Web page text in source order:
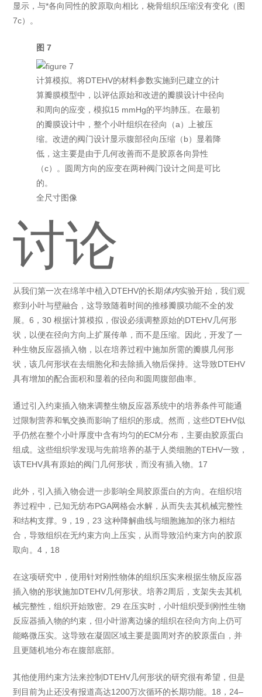
显示，与*各向同性的胶原取向相比，桡骨组织压缩没有变化（图
7c）。
图 7
计算模拟。将DTEHV的材料参数实施到已建立的计
算瓣膜模型中，以评估原始和改进的瓣膜设计中径向
和周向的应变，模拟15 mmHg的平均肺压。在最初
的瓣膜设计中，整个小叶组织在径向（a）上被压
缩。改进的阀门设计显示腹部径向压缩（b）显着降
低，这主要是由于几何改善而不是胶原各向异性
（c）。圆周方向的应变在两种阀门设计之间是可比
的。
全尺寸图像
讨论
从我们第一次在绵羊中植入DTEHV的长期体内实验开始，我们观
察到小叶与壁融合，这导致随着时间的推移瓣膜功能不全的发
展。6，30 根据计算模拟，假设必须调整原始的DTEHV几何形
状，以便在径向方向上扩展传单，而不是压缩。因此，开发了一
种生物反应器插入物，以在培养过程中施加所需的瓣膜几何形
状，该几何形状在去细胞化和去除插入物后保持。这导致DTEHV
具有增加的配合面积和显着的径向和圆周腹部曲率。
通过引入约束插入物来调整生物反应器系统中的培养条件可能通
过限制营养和氧交换而影响了组织的形成。然而，这些DTEHV似
乎仍然在整个小叶厚度中含有均匀的ECM分布，主要由胶原蛋白
组成。这些组织学发现与先前培养的基于人类细胞的TEHV一致，
该TEHV具有原始的阀门几何形状，而没有插入物。17
此外，引入插入物会进一步影响全局胶原蛋白的方向。在组织培
养过程中，已知无纺布PGA网格会水解，从而失去其机械完整性
和结构支撑。9，19，23 这种降解曲线与细胞施加的张力相结
合，导致组织在无约束方向上压实，从而导致沿约束方向的胶原
取向。4，18
在这项研究中，使用针对刚性物体的组织压实来根据生物反应器
插入物的形状施加DTEHV几何形状。培养2周后，支架失去其机
械完整性，组织开始致密。29 在压实时，小叶组织受到刚性生物
反应器插入物的约束，但小叶游离边缘的组织在径向方向上仍可
能略微压实。这导致在凝固区域主要是圆周对齐的胶原蛋白，并
且更随机地分布在腹部底部。
其他使用约束方法来控制DTEHV几何形状的研究很有希望，但是
到目前为止还没有报道高达1200万次循环的长期功能。18，24–